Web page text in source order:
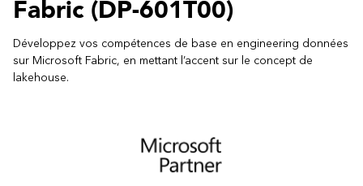
Ressources
Fabric (DP-601T00)
Développez vos compétences de base en engineering données
sur Microsoft Fabric, en mettant l’accent sur le concept de
lakehouse.